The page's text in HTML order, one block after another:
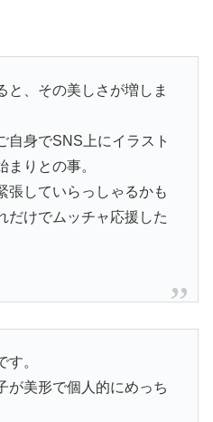
と、その美しさが増しま
自身でSNS上にイラスト
まりとの事。
していらっしゃるかも
だけでムッチャ応援した
。
が美形で個人的にめっち